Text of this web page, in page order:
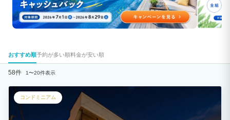
おすすめ順予約が多い順料金が安い順
58件 1〜20件表示
コンドミニアム